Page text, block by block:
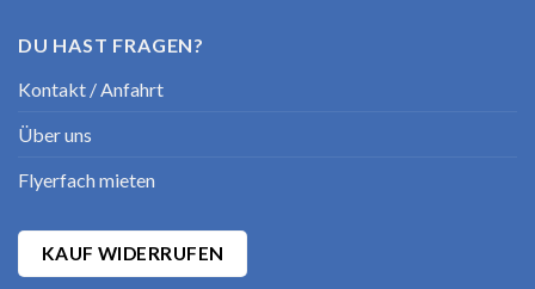
DU HAST FRAGEN?
Kontakt / Anfahrt
Über uns
Flyerfach mieten
KAUF WIDERRUFEN